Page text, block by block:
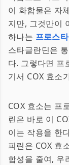
이 화합물은 자
지만, 그것만이
하나는 프로스
스타글란딘은
다. 그렇다면 프
기서 COX 효소
COX 효소는 프
린은 바로 이
이는 작용을 한
피린은 COX 효
합성을 줄여, 우